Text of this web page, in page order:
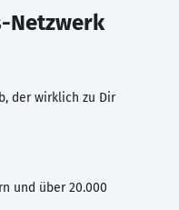
Netzwerk
der wirklich zu Dir
und über 20.000